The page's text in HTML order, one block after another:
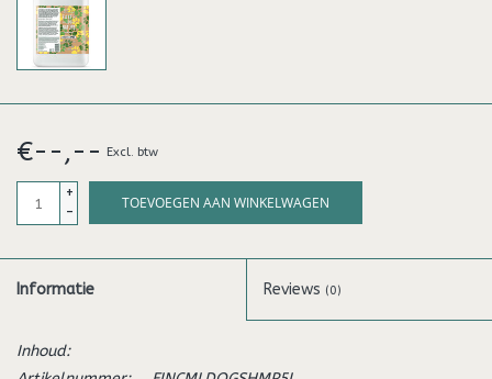
€--,-- Excl. btw
+
-
TOEVOEGEN AAN WINKELWAGEN
Informatie Reviews (0)
Inhoud: